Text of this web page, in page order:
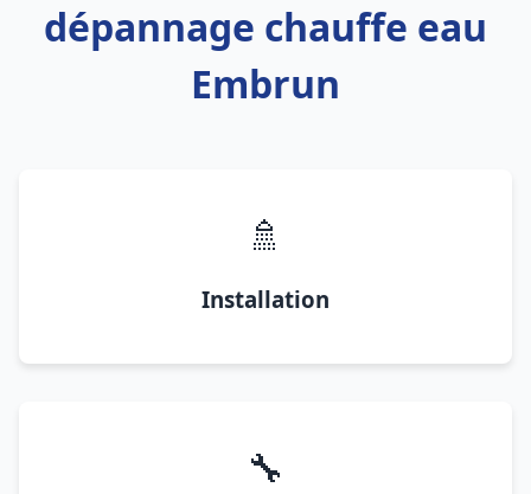
dépannage chauffe eau
Embrun
🚿
Installation
🔧